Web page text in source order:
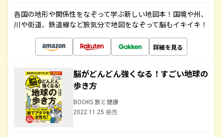
各国の地形や関係性をなぞって学ぶ新しい地図本！国境や州、
川や街道、鉄道線など旅気分で地図をなぞって脳もイキイキ！
詳細を見る
脳がどんどん強くなる！すごい地球の
歩き方
BOOKS 旅と健康
2022.11.25 発売